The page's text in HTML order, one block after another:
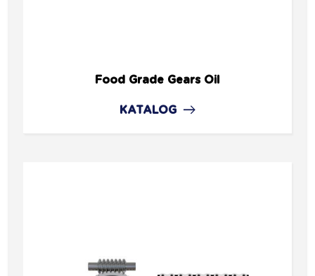
Food Grade Gears Oil
KATALOG